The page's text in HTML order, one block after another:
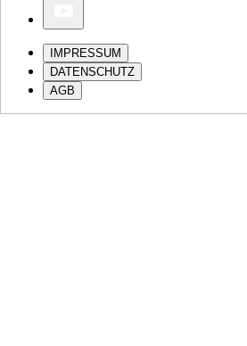
IMPRESSUM
DATENSCHUTZ
AGB